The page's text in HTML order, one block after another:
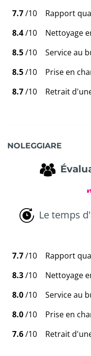
7.7/10
Rapport
8.4/10
Nettoyage
8.5/10
Service au
8.5/10
Prise en
8.7/10 Retrait
NOLEGGIARE
Le temps
7.7/10
Rapport
8.3/10
Nettoyage
8.0/10
Service au
8.0/10
Prise en
7.6/10 Retrait